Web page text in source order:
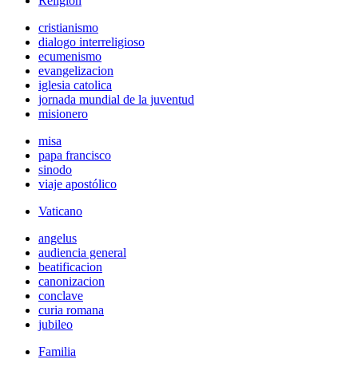
cristianismo
dialogo interreligioso
ecumenismo
evangelizacion
iglesia catolica
jornada mundial de la juventud
misionero
misa
papa francisco
sinodo
viaje apostólico
Vaticano
angelus
audiencia general
beatificacion
canonizacion
conclave
curia romana
jubileo
Familia